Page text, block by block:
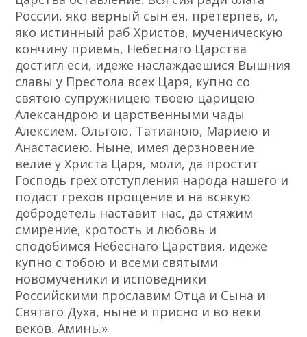
России, яко верный сын ея, претерпев, и,
яко истинный раб Христов, мученическую
кончину приемь, Небеснаго Царства
достигл еси, идеже наслаждаешися Вышния
славы у Престола всех Царя, купно со
святою супружницею твоею царицею
Александрою и царственными чады
Алексием, Ольгою, Татианою, Мариею и
Анастасиею. Ныне, имея дерзновение
велие у Христа Царя, моли, да простит
Господь грех отступления народа нашего и
подаст грехов прощение и на всякую
добродетель наставит нас, да стяжим
смирение, кротость и любовь и
сподобимся Небеснаго Царствия, идеже
купно с тобою и всеми святыми
новомученики и исповедники
Российскими прославим Отца и Сына и
Святаго Духа, ныне и присно и во веки
веков. Аминь.»